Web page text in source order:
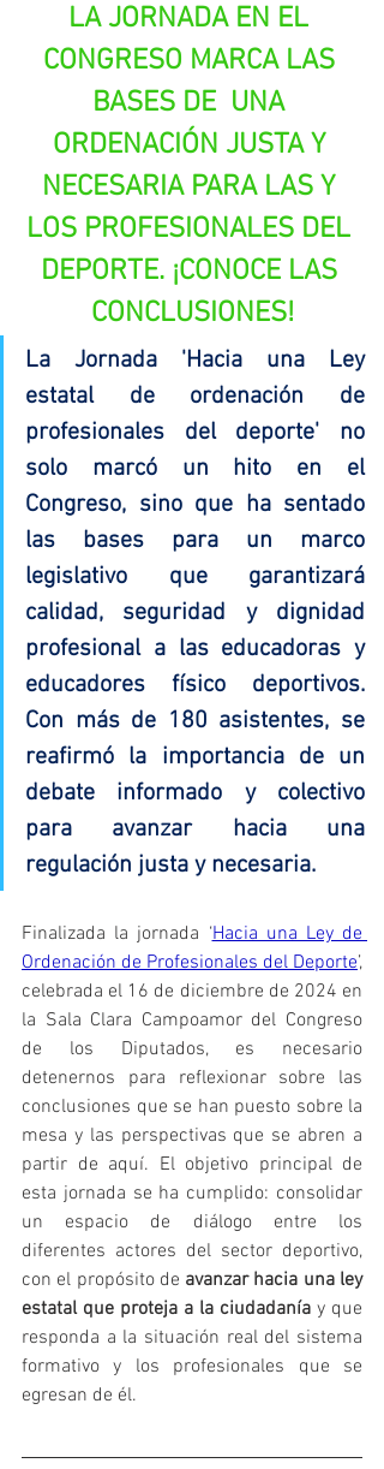
LA JORNADA EN EL
CONGRESO MARCA LAS
BASES DE  UNA
ORDENACIÓN JUSTA Y
NECESARIA PARA LAS Y
LOS PROFESIONALES DEL
DEPORTE. ¡CONOCE LAS
CONCLUSIONES!
La Jornada 'Hacia una Ley
estatal de ordenación de
profesionales del deporte' no
solo marcó un hito en el
Congreso, sino que ha sentado
las bases para un marco
legislativo que garantizará
calidad, seguridad y dignidad
profesional a las educadoras y
educadores físico deportivos.
Con más de 180 asistentes, se
reafirmó la importancia de un
debate informado y colectivo
para avanzar hacia una
regulación justa y necesaria.
Finalizada la jornada ‘Hacia una Ley de
Ordenación de Profesionales del Deporte’,
celebrada el 16 de diciembre de 2024 en
la Sala Clara Campoamor del Congreso
de los Diputados, es necesario
detenernos para reflexionar sobre las
conclusiones que se han puesto sobre la
mesa y las perspectivas que se abren a
partir de aquí. El objetivo principal de
esta jornada se ha cumplido: consolidar
un espacio de diálogo entre los
diferentes actores del sector deportivo,
con el propósito de avanzar hacia una ley
estatal que proteja a la ciudadanía y que
responda a la situación real del sistema
formativo y los profesionales que se
egresan de él.